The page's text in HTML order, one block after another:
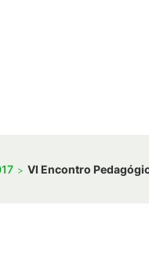
VI Encontro